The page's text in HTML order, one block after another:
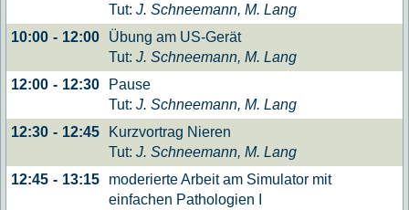
Tut: J. Schneemann, M. Lang
10:00 - 12:00
Übung am US-Gerät
Tut: J. Schneemann, M. Lang
12:00 - 12:30
Pause
Tut: J. Schneemann, M. Lang
12:30 - 12:45
Kurzvortrag Nieren
Tut: J. Schneemann, M. Lang
12:45 - 13:15
moderierte Arbeit am Simulator mit
einfachen Pathologien I